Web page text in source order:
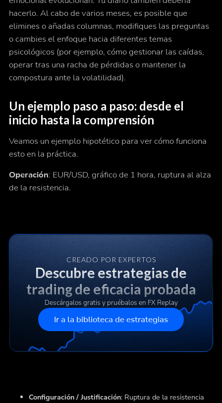
hacerlo. Al cabo de varios meses, es posible que
elimines o añadas columnas, modifiques las preguntas
o cambies el enfoque hacia diferentes temas
psicológicos (por ejemplo, cómo gestionar las caídas,
operar tras una racha de pérdidas o mantener la
compostura ante la volatilidad).
Un ejemplo paso a paso: desde el
inicio hasta la comprensión
Veamos un ejemplo hipotético para ver cómo funciona
esto en la práctica.
Operación: EUR/USD, gráfico de 1 hora, ruptura al alza
de la resistencia.
CREADO POR EXPERTOS
Descubre estrategias de
trading de eficacia probada
Descárgalos gratis y pruébalos en FX Replay
Ir a la biblioteca de estrategias
Configuración / Justificación: Ruptura de la resistencia